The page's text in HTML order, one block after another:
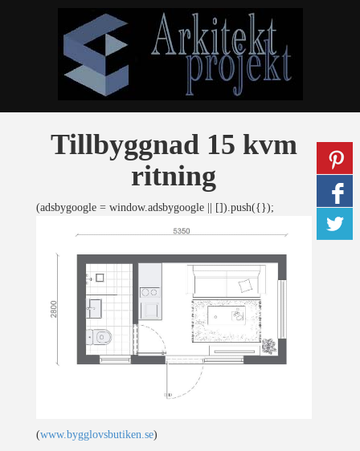
Tillbyggnad 15 kvm
ritning
(adsbygoogle = window.adsbygoogle || []).push({});
(www.bygglovsbutiken.se)